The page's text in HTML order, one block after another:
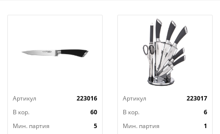
Артикул
223016
В кор.
60
Мин. партия
5
Артикул
223017
В кор.
6
Мин. партия
1